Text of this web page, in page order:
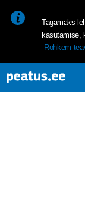
Tagamaks
kasutamise,
Rohkem